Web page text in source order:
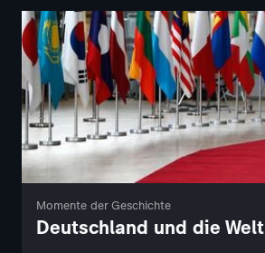
Momente der Geschichte
Deutschland und die Welt